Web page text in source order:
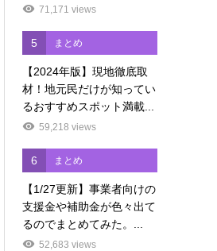
71,171 views
5 まとめ
【2024年版】現地徹底取
材！地元民だけが知ってい
るおすすめスポット満載...
59,218 views
6 まとめ
【1/27更新】事業者向けの
支援金や補助金が色々出て
るのでまとめてみた。...
52,683 views